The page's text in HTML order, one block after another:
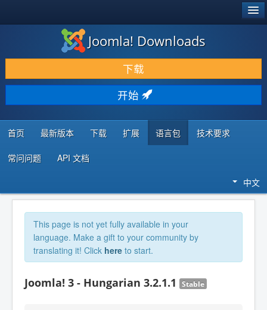
下载 & 扩展
发现 & 学习
社区 & 支持
开发者资源
Joomla! Downloads
下载
开始
首页 最新版本 下载 扩展 语言包 技术要求
常问问题 API 文档
中文
This page is not yet fully available in your
language. Make a gift to your community by
translating it! Click here to start.
Joomla! 3 - Hungarian 3.2.1.1 Stable